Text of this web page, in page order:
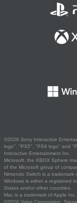
©2026 Sony Interactive
logo", "PS5", "PS4 logo" and
Interactive Entertainment Inc.
Microsoft, the XBOX Sphere
of the Microsoft group of
Nintendo Switch is a trademark
Windows is either a registered
States and/or other countries.
Mac is a trademark of Apple Inc.
©2026 Valve Corporation.